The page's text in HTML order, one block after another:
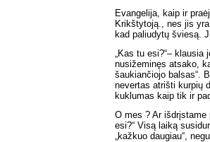
Evangelija, kaip ir
Krikštytoją., nes jis
kad paliudytų šviesą.
„Kas tu esi?“–
nusižeminęs atsako,
šaukiančiojo balsas“.
nevertas atrišti kurpių
kuklumas kaip tik ir
O mes ? Ar
esi?“ Visą laiką
„kažkuo daugiau“,